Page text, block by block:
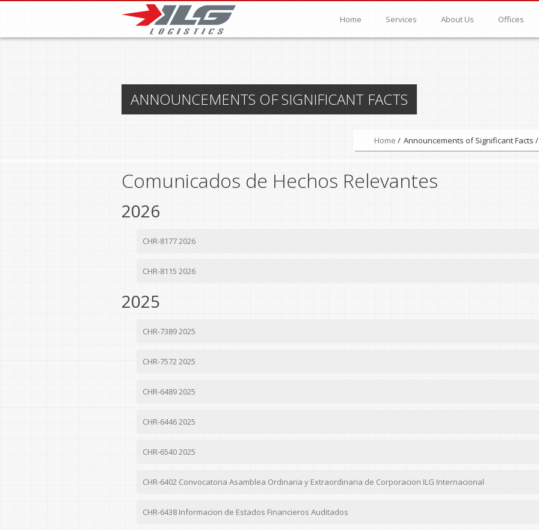
Main menu
Main menu
Home Services About Us Offices
ANNOUNCEMENTS OF SIGNIFICANT FACTS
Home / Announcements of Significant Facts /
Comunicados de Hechos Relevantes
2026
CHR-8177 2026
CHR-8115 2026
2025
CHR-7389 2025
CHR-7572 2025
CHR-6489 2025
CHR-6446 2025
CHR-6540 2025
CHR-6402 Convocatoria Asamblea Ordinaria y Extraordinaria de Corporacion ILG Internacional
CHR-6438 Informacion de Estados Financieros Auditados